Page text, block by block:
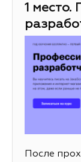
1 место.
После